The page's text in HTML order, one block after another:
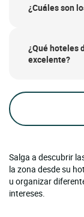
¿Cuáles son
¿Qué hoteles
excelente?
Salga a descubrir
la zona desde su
u organizar
intereses.